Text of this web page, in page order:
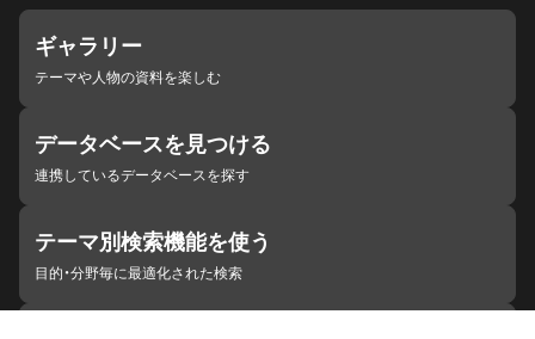
ギャラリー
テーマや人物の資料を楽しむ
データベースを見つける
連携しているデータベースを探す
テーマ別検索機能を使う
目的・分野毎に最適化された検索